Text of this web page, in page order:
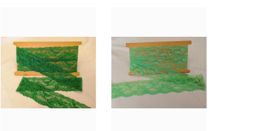
Detaljnije
Dodaj u listu želja
Detaljnije
Dodaj u listu želja